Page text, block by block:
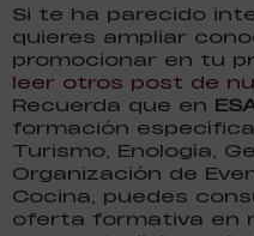
Si te ha parecido
quieres ampliar
promocionar en tu
leer otros post de
Recuerda que en
formación
Turismo, Enología,
Organización de
Cocina, puedes
oferta formativa en